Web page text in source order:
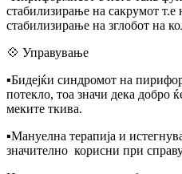
стабилизирање на сакрумот т.е
стабилизирање на зглобот на
💠 Управување
▪️Бидејќи синдромот на
потекло, тоа значи дека добро
меките ткива.
▪️Мануелна терапија и
значително корисни при